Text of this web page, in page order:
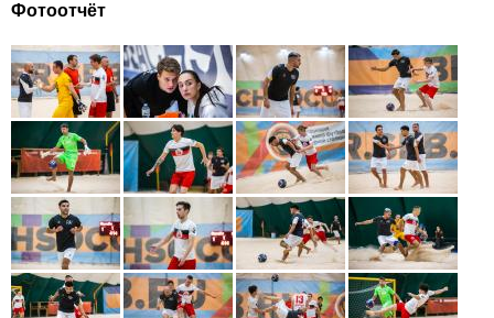
Фотоотчёт